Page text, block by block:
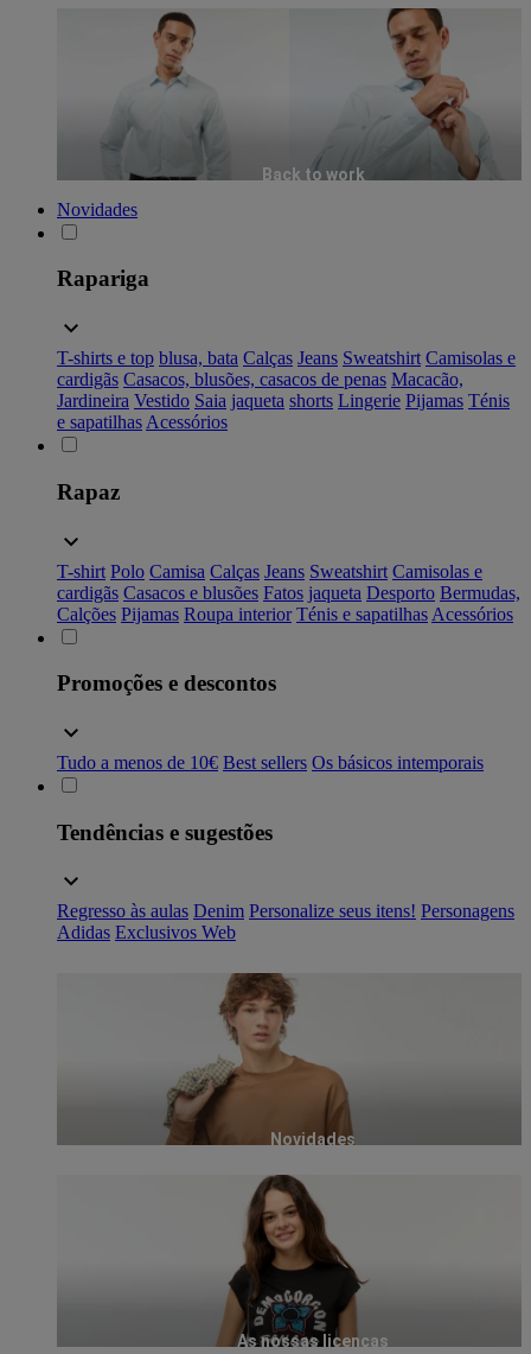
Back to work
Novidades
Rapariga
T-shirts e top blusa, bata Calças Jeans Sweatshirt Camisolas e
cardigãs Casacos, blusões, casacos de penas Macacão,
Jardineira Vestido Saia jaqueta shorts Lingerie Pijamas Ténis
e sapatilhas Acessórios
Rapaz
T-shirt Polo Camisa Calças Jeans Sweatshirt Camisolas e
cardigãs Casacos e blusões Fatos jaqueta Desporto Bermudas,
Calções Pijamas Roupa interior Ténis e sapatilhas Acessórios
Promoções e descontos
Tudo a menos de 10€ Best sellers Os básicos intemporais
Tendências e sugestões
Regresso às aulas Denim Personalize seus itens! Personagens
Adidas Exclusivos Web
Novidades
As nossas licenças